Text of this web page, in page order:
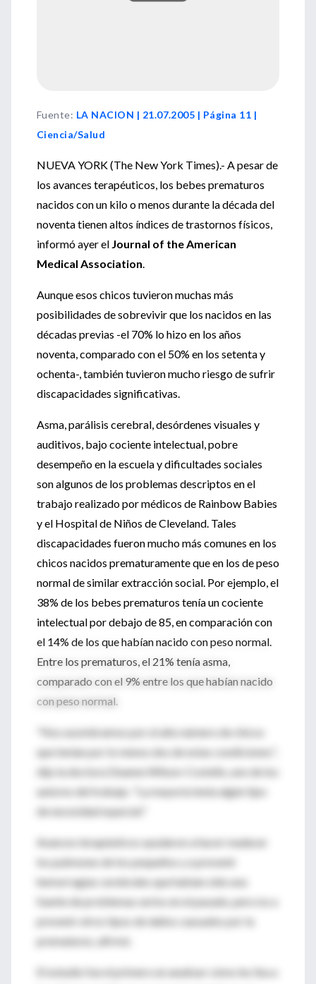
Fuente: LA NACION | 21.07.2005 | Página 11 |
Ciencia/Salud
NUEVA YORK (The New York Times).- A pesar de
los avances terapéuticos, los bebes prematuros
nacidos con un kilo o menos durante la década del
noventa tienen altos índices de trastornos físicos,
informó ayer el Journal of the American
Medical Association.
Aunque esos chicos tuvieron muchas más
posibilidades de sobrevivir que los nacidos en las
décadas previas -el 70% lo hizo en los años
noventa, comparado con el 50% en los setenta y
ochenta-, también tuvieron mucho riesgo de sufrir
discapacidades significativas.
Asma, parálisis cerebral, desórdenes visuales y
auditivos, bajo cociente intelectual, pobre
desempeño en la escuela y dificultades sociales
son algunos de los problemas descriptos en el
trabajo realizado por médicos de Rainbow Babies
y el Hospital de Niños de Cleveland. Tales
discapacidades fueron mucho más comunes en los
chicos nacidos prematuramente que en los de peso
normal de similar extracción social. Por ejemplo, el
38% de los bebes prematuros tenía un cociente
intelectual por debajo de 85, en comparación con
el 14% de los que habían nacido con peso normal.
Entre los prematuros, el 21% tenía asma,
comparado con el 9% entre los que habían nacido
con peso normal.
"Nos asombramos por el alto número de chicos
que tenían por lo menos dos de estas condiciones",
dijo la doctora Deanne Wilson-Costello, uno de los
autores del trabajo. "La mayoría tenía algún tipo
de necesidad especial."
Avances terapéuticos ayudaron a hacer madurar
los pulmones de los pequeños y a prevenir
hemorragias cerebrales que habían sido una
fuente de problemas serios en el pasado, pero no a
prevenir otros tipos de daños causados por la
prematurez, afirmó.
El estudio fue el primero en analizar cómo les iba a